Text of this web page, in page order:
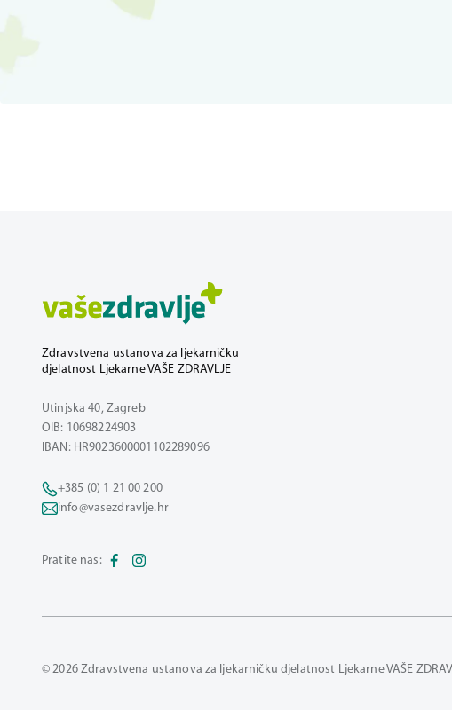
Zdravstvena ustanova za ljekarničku
djelatnost Ljekarne VAŠE ZDRAVLJE
Utinjska 40, Zagreb
OIB: 10698224903
IBAN: HR9023600001102289096
+385 (0) 1 21 00 200
info@vasezdravlje.hr
Pratite nas:
© 2026 Zdravstvena ustanova za ljekarničku djelatnost Ljekarne VAŠE